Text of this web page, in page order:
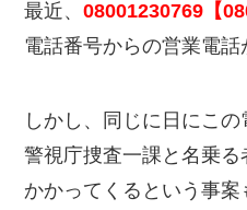
最近、08001230769【
電話番号からの営業電話
しかし、同じに日にこの
警視庁捜査一課と名乗る
かかってくるという事案